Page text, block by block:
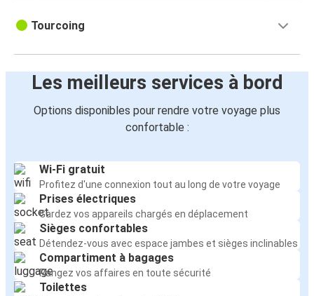
Tourcoing
Les meilleurs services à bord
Options disponibles pour rendre votre voyage plus
confortable :
Wi-Fi gratuit
Profitez d'une connexion tout au long de votre voyage
Prises électriques
Gardez vos appareils chargés en déplacement
Sièges confortables
Détendez-vous avec espace jambes et sièges inclinables
Compartiment à bagages
Rangez vos affaires en toute sécurité
Toilettes